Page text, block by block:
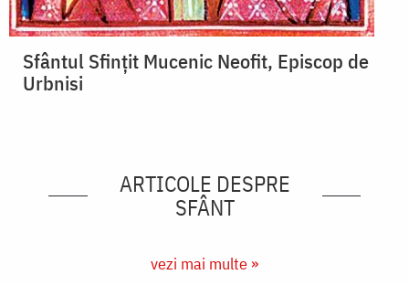
Sfântul Sfințit Mucenic Neofit, Episcop de
Urbnisi
ARTICOLE DESPRE
SFÂNT
vezi mai multe »